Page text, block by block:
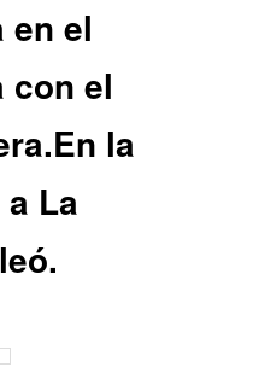
en el
con el
la
La